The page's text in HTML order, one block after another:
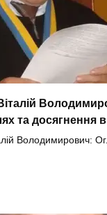
та досягнення
Володимирович: